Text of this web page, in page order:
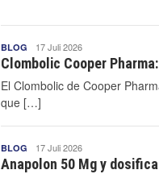
BLOG Mnctvano2
Mnctvano2
17 Juli 2026
Clombolic Cooper
El Clombolic de Cooper
que […]
BLOG Mnctvano2
Mnctvano2
17 Juli 2026
Anapolon 50 Mg y